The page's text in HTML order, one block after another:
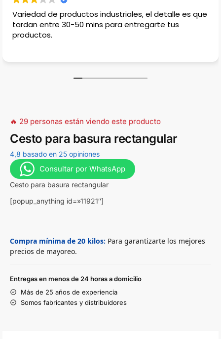
es que
Venden productos que no en cualquier
encuentras, el único detalle es que no
🔥 29 personas están viendo este producto
Cesto para basura rectangular
4,8 basado en 25 opiniones
Consultar por WhatsApp
Cesto para basura rectangular
[popup_anything id=»11921″]
Compra mínima de 20 kilos: Para garantizarte los mejores
precios de mayoreo.
Entregas en menos de 24 horas a domicilio
Más de 25 años de experiencia
Somos fabricantes y distribuidores